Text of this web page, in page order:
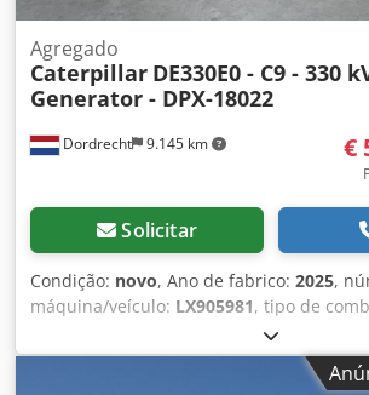
Dordrecht 9.145 km
Agregado
Caterpillar DE330E0 - C9 - 330
Generator - DPX-18022
€
Solicitar
Condição: novo, Ano de fabrico: 2025,
máquina/veículo: LX905981, tipo de
Caterpillar C9
utilização: Construção civil Peso em
Potência do gerador: 330 kVA